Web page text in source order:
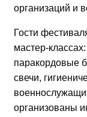
организаций и
Гости
мастер-
паракордовые
свечи,
организованы